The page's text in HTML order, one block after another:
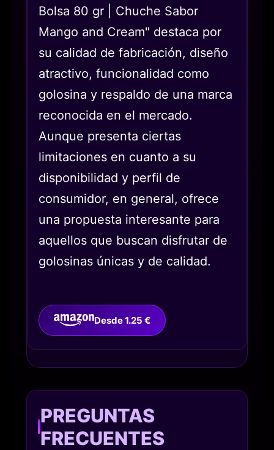
Bolsa 80 gr | Chuche Sabor
Mango and Cream" destaca por
su calidad de fabricación, diseño
atractivo, funcionalidad como
golosina y respaldo de una marca
reconocida en el mercado.
Aunque presenta ciertas
limitaciones en cuanto a su
disponibilidad y perfil de
consumidor, en general, ofrece
una propuesta interesante para
aquellos que buscan disfrutar de
golosinas únicas y de calidad.
Desde 1.25 €
PREGUNTAS
FRECUENTES